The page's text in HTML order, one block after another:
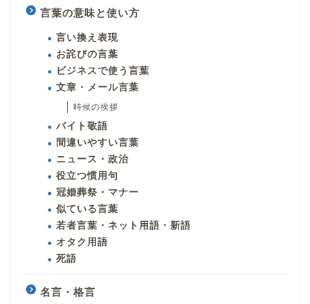
言葉の意味と使い方
言い換え表現
お詫びの言葉
ビジネスで使う言葉
文章・メール言葉
時候の挨拶
バイト敬語
間違いやすい言葉
ニュース・政治
役立つ慣用句
冠婚葬祭・マナー
似ている言葉
若者言葉・ネット用語・新語
オタク用語
死語
名言・格言